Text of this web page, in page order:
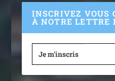
INSCRIVEZ VOUS
À NOTRE LETTRE
Je m'inscris